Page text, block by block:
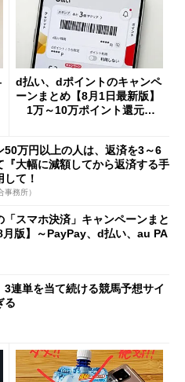
d払い、dポイントのキャンペ
ーンまとめ【8月1日最新版】
1万～10万ポイント還元の
50万円以上の人は、返済を3～6
『大幅に減額してから返済する手
て！
事務所）
「スマホ決済」キャンペーンまと
月版】～PayPay、d払い、au PA
3連単を当て続ける競馬予想サイ
る